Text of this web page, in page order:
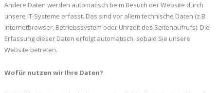
Andere Daten werden automatisch beim Besuch der Website durch
unsere IT-Systeme erfasst. Das sind vor allem technische Daten (z.B.
Internetbrowser, Betriebssystem oder Uhrzeit des Seitenaufrufs). Die
Erfassung dieser Daten erfolgt automatisch, sobald Sie unsere
Website betreten.
Wofür nutzen wir Ihre Daten?